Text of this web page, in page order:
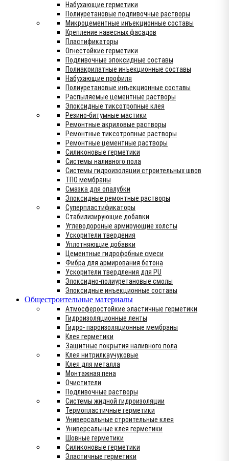
Набухающие герметики
Полиуретановые подливочные растворы
Микроцементные инъекционные составы
Крепление навесных фасадов
Пластификаторы
Огнестойкие герметики
Подливочные эпоксидные составы
Полиакрилатные инъекционные составы
Набухающие профиля
Полиуретановые инъекционные составы
Распыляемые цементные растворы
Эпоксидные тиксотропные клея
Резино-битумные мастики
Ремонтные акриловые растворы
Ремонтные тиксотропные растворы
Ремонтные цементные растворы
Силиконовые герметики
Системы наливного пола
Системы гидроизоляции строительных швов
ТПО мембраны
Смазка для опалубки
Эпоксидные ремонтные растворы
Суперпластификаторы
Стабилизирующие добавки
Углеводороные армирующие холсты
Ускорители твердения
Уплотняющие добавки
Цементные гидрофобные смеси
Фибра для армирования бетона
Ускорители твердления для PU
Эпоксидно-полиуретановые смолы
Эпоксидные инъекционные составы
Общестроительные материалы
Атмосферостойкие эластичные герметики
Гидроизоляционные ленты
Гидро- пароизоляционные мембраны
Клея герметики
Защитные покрытия наливного пола
Клея нитрилкаучуковые
Клея для металла
Монтажная пена
Очистители
Подливочные растворы
Системы жидной гидроизоляции
Термопластичные герметики
Универсальные строительные клея
Универсальные клея герметики
Шовные герметики
Силиконовые герметики
Эластичные герметики